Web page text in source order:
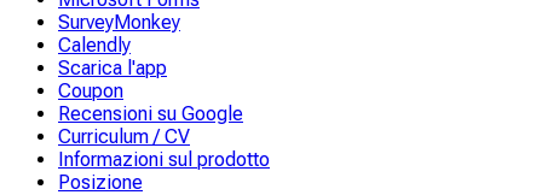
SurveyMonkey
Calendly
Scarica l'app
Coupon
Recensioni su Google
Curriculum / CV
Informazioni sul prodotto
Posizione